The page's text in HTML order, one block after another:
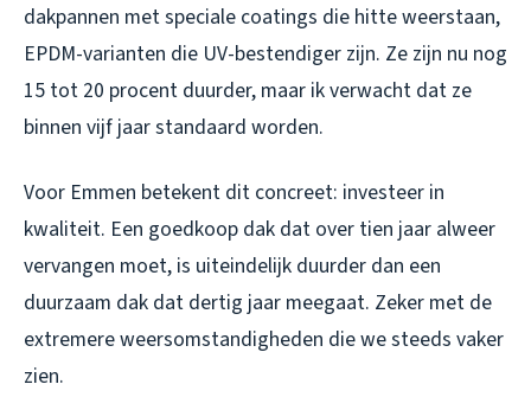
dakpannen met speciale coatings die hitte weerstaan,
EPDM-varianten die UV-bestendiger zijn. Ze zijn nu nog
15 tot 20 procent duurder, maar ik verwacht dat ze
binnen vijf jaar standaard worden.
Voor Emmen betekent dit concreet: investeer in
kwaliteit. Een goedkoop dak dat over tien jaar alweer
vervangen moet, is uiteindelijk duurder dan een
duurzaam dak dat dertig jaar meegaat. Zeker met de
extremere weersomstandigheden die we steeds vaker
zien.